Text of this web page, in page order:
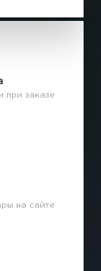
при заказе
на сайте